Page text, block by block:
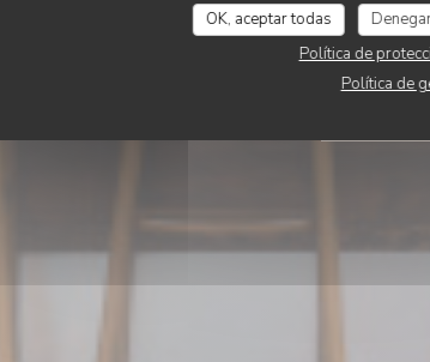
OK, aceptar todas
Política de
Política de
Ail